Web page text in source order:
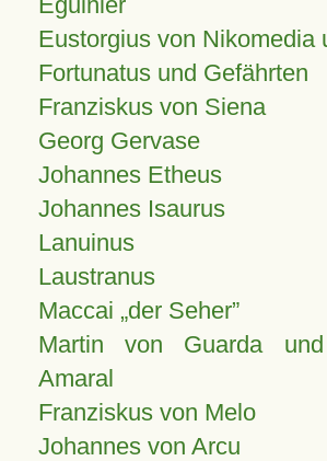
Eustorgius von Nikomedia
Fortunatus und Gefährten
Franziskus von Siena
Georg Gervase
Johannes Etheus
Johannes Isaurus
Lanuinus
Laustranus
Maccai „der Seher”
Martin von Guarda
Amaral
Franziskus von Melo
Johannes von Arcu